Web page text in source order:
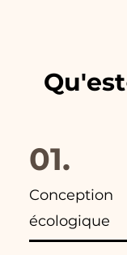
01.
Conception
écologique